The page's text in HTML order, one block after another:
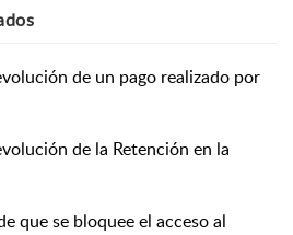
de un pago realizado por
de la Retención en la
que se bloquee el acceso al